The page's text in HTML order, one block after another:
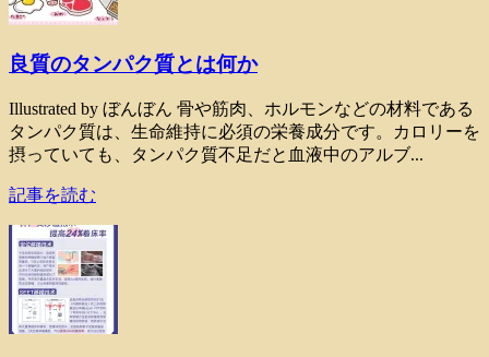
良質のタンパク質とは何か
Illustrated by ぼんぼん 骨や筋肉、ホルモンなどの材料である
タンパク質は、生命維持に必須の栄養成分です。カロリーを
摂っていても、タンパク質不足だと血液中のアルブ...
記事を読む